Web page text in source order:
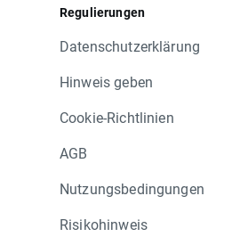
Regulierungen
Datenschutzerklärung
Hinweis geben
Cookie-Richtlinien
AGB
Nutzungsbedingungen
Risikohinweis